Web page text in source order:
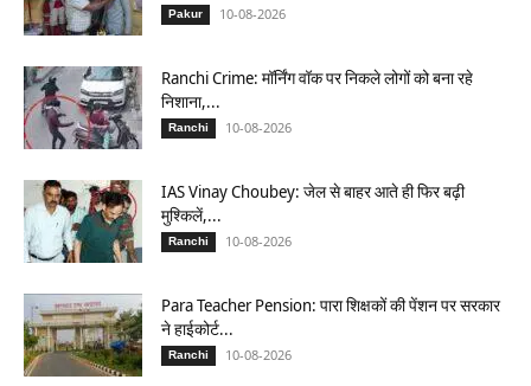
Pakur 10-08-2026
Ranchi Crime: मॉर्निंग वॉक पर निकले लोगों को बना रहे
निशाना,...
Ranchi 10-08-2026
IAS Vinay Choubey: जेल से बाहर आते ही फिर बढ़ी
मुश्किलें,...
Ranchi 10-08-2026
Para Teacher Pension: पारा शिक्षकों की पेंशन पर सरकार
ने हाईकोर्ट...
Ranchi 10-08-2026